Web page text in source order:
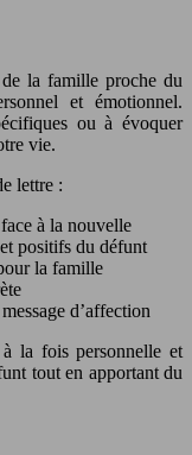
la famille proche du
et émotionnel.
ou à évoquer
vie.
lettre :
à la nouvelle
positifs du défunt
la famille
d’affection
la fois personnelle et
tout en apportant du